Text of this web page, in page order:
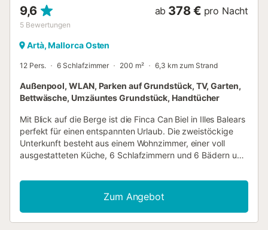
Ortsmitte von Artà und zur Cala Moll, die mit Ihrem
traumhaften Sandstrand auf Ihren Besuch wartet,
gelangen Sie nach 15 km...
9,6
5 Bewertungen
ab 378 € pro Nacht
Artà, Mallorca Osten
12 Pers. 6 Schlafzimmer 200 m² 6,3 km zum Strand
Außenpool, WLAN, Parken auf Grundstück, TV, Garten,
Bettwäsche, Umzäuntes Grundstück, Handtücher
Mit Blick auf die Berge ist die Finca Can Biel in Illes Balears
perfekt für einen entspannten Urlaub. Die zweistöckige
Unterkunft besteht aus einem Wohnzimmer, einer voll
ausgestatteten Küche, 6 Schlafzimmern und 6 Bädern und
gehören außerdem Highspeed-WLAN (für Videoanrufe
geeignet) mit einem eigenen Arbeitsplatz für Homeoffice,
ein TV, ein Ventilator sowie eine Waschmaschine.
Außerdem steht eine Tischtennisplatte für Sie bereit. Ein
Zum Angebot